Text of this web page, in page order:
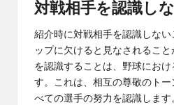
対戦相手を認識し
紹介時に対戦相手を認識しな
ップに欠けると見なされるこ
を認識することは、野球にお
す。これは、相互の尊敬のト
べての選手の努力を認識します